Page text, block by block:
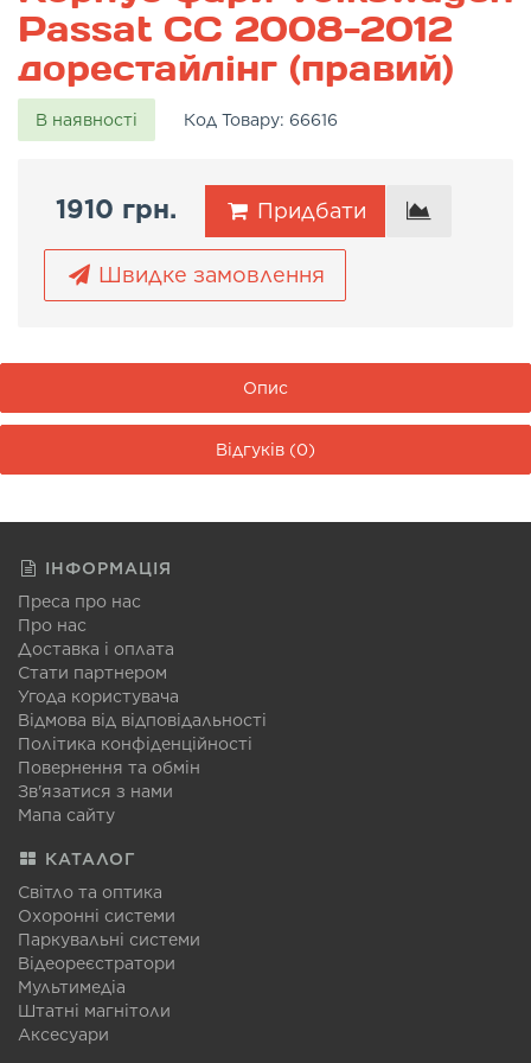
Passat CC 2008-2012
дорестайлінг (правий)
В наявності Код Товару: 66616
1910 грн. Придбати
Швидке замовлення
Опис
Відгуків (0)
ІНФОРМАЦІЯ
Преса про нас
Про нас
Доставка і оплата
Стати партнером
Угода користувача
Відмова від відповідальності
Політика конфіденційності
Повернення та обмін
Зв'язатися з нами
Мапа сайту
КАТАЛОГ
Світло та оптика
Охоронні системи
Паркувальні системи
Відеореєстратори
Мультимедіа
Штатні магнітоли
Аксесуари